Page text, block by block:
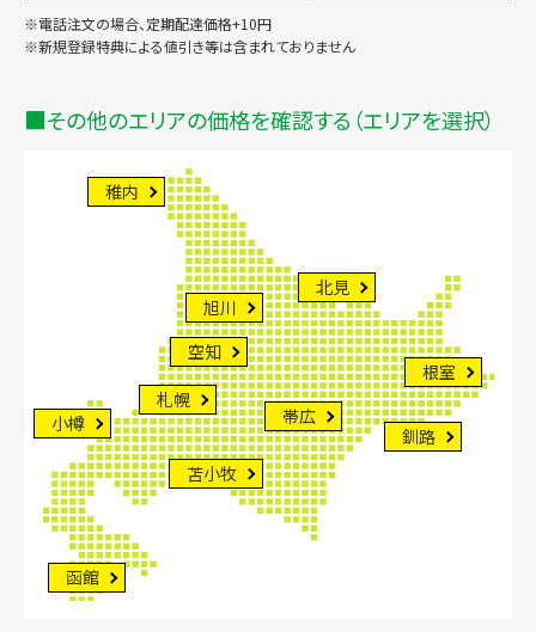
※電話注文の場合、定期配達価格+10円
※新規登録特典による値引き等は含まれておりません
その他のエリアの価格を確認する（エリアを選択）
札幌
小樽
苫小牧
旭川
空知
帯広
函館
釧路
北見
稚内
根室